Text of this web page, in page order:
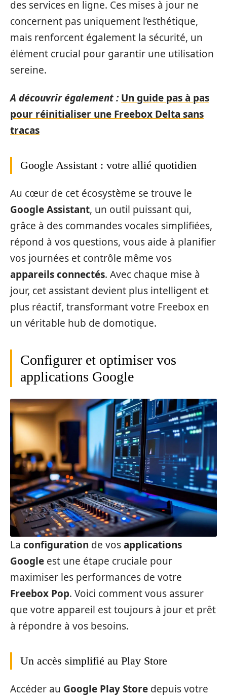
des services en ligne. Ces mises à jour ne
concernent pas uniquement l’esthétique,
mais renforcent également la sécurité, un
élément crucial pour garantir une utilisation
sereine.
A découvrir également : Un guide pas à pas
pour réinitialiser une Freebox Delta sans
tracas
Google Assistant : votre allié quotidien
Au cœur de cet écosystème se trouve le
Google Assistant, un outil puissant qui,
grâce à des commandes vocales simplifiées,
répond à vos questions, vous aide à planifier
vos journées et contrôle même vos
appareils connectés. Avec chaque mise à
jour, cet assistant devient plus intelligent et
plus réactif, transformant votre Freebox en
un véritable hub de domotique.
Configurer et optimiser vos
applications Google
La configuration de vosapplications
Google est une étape cruciale pour
maximiser les performances de votre
Freebox Pop. Voici comment vous assurer
que votre appareil est toujours à jour et prêt
à répondre à vos besoins.
Un accès simplifié au Play Store
Accéder au Google Play Store depuis votre